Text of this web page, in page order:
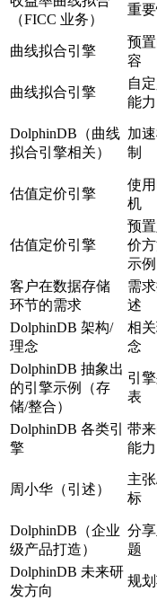
（FICC 业务）
重
曲线拟合引擎
预
容
曲线拟合引擎
自
能力
DolphinDB（曲线
拟合引擎相关）
加
制
估值定价引擎
使
机
估值定价引擎
预
价
示例
客户在数据存储
环节的需求
需
述
DolphinDB 架构/
理念
相
念
DolphinDB 抽象出
的引擎示例（存
储/整合）
引擎
表
DolphinDB 各类引
擎
带
能力
周小华（引述）
主张
标
DolphinDB（企业
级产品打造）
分
题
DolphinDB 未来研
发方向
规